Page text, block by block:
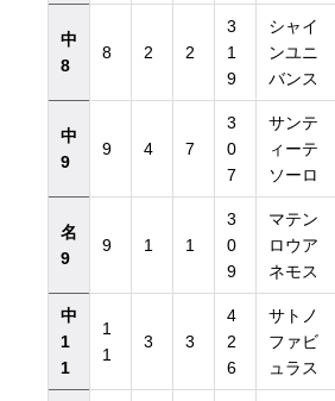
付き）
付き）
中
8
8 2 2
3
1
9
シャイ
ンユニ
バンス
中
9
9 4 7
3
0
7
サンテ
ィーテ
ソーロ
名
9
9 1 1
3
0
9
マテン
ロウア
ネモス
中
1
1
1
1
3 3
4
2
6
サトノ
ファビ
ュラス